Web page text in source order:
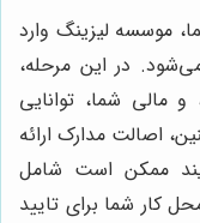
موسسه لیزینگ وارد
در این مرحله،
مالی شما، توانایی
اصالت مدارک ارائه
ممکن است شامل
کار شما برای تایید